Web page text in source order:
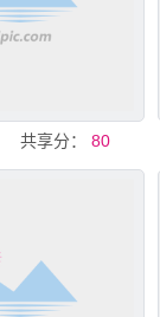
共享分：80